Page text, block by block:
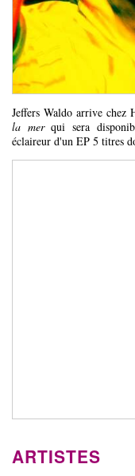
Jeffers Waldo arrive
la merqui sera
éclaireur d'un EP 5 titres
ARTISTES